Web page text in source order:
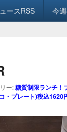
ースRSS 今
ー:糖質制限ランチ！
・プレート)税込1620